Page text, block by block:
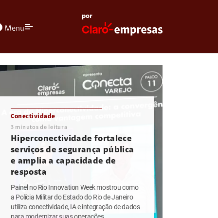
Menu
por
Conectividade
3 minutos de leitura
Hiperconectividade fortalece
serviços de segurança pública
e amplia a capacidade de
resposta
Painel no Rio Innovation Week mostrou como
a Polícia Militar do Estado do Rio de Janeiro
utiliza conectividade, IA e integração de dados